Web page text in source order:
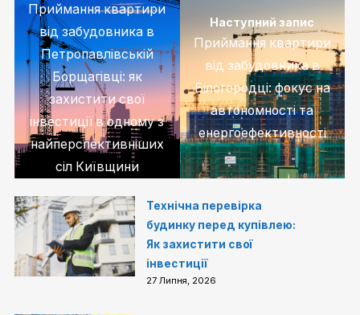
Приймання квартири
від забудовника в
Петропавлівській
Борщагівці: як
захистити свої
інвестиції в одному з
найперспективніших
сіл Київщини
Наступний запис
Приймання квартири
від забудовника в
Білогородці: фокус на
автономності та
енергоефективності
Технічна перевірка
будинку перед купівлею:
Як захистити свої
інвестиції
27 Липня, 2026